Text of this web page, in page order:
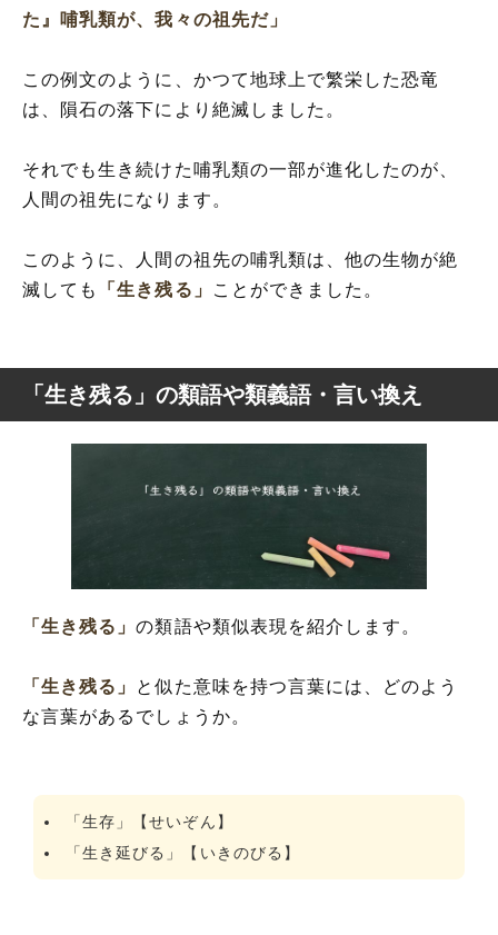
た』哺乳類が、我々の祖先だ」
この例文のように、かつて地球上で繁栄した恐竜
は、隕石の落下により絶滅しました。
それでも生き続けた哺乳類の一部が進化したのが、
人間の祖先になります。
このように、人間の祖先の哺乳類は、他の生物が絶
滅しても
「生き残る」 ことができました。
「生き残る」の類語や類義語・言い換え
「生き残る」の類語や類似表現を紹介します。
「生き残る」 と似た意味を持つ言葉には、どのよう
な言葉があるでしょうか。
「生存」【せいぞん】
「生き延びる」【いきのびる】